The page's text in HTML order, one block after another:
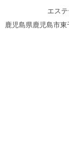
エス
鹿児島県鹿児島市